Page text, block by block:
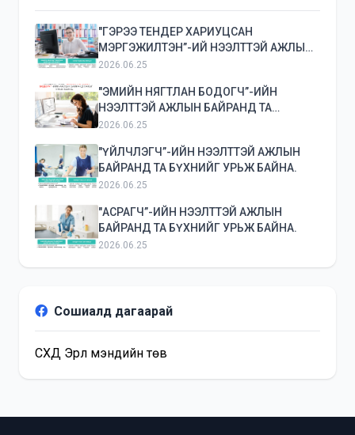
"ГЭРЭЭ ТЕНДЕР ХАРИУЦСАН
МЭРГЭЖИЛТЭН”-ИЙ НЭЭЛТТЭЙ АЖЛЫН
БАЙРАНД ТА БҮХНИЙГ УРЬЖ БАЙНА.
2026.06.25
"ЭМИЙН НЯГТЛАН БОДОГЧ”-ИЙН
НЭЭЛТТЭЙ АЖЛЫН БАЙРАНД ТА
БҮХНИЙГ УРЬЖ БАЙНА.
2026.06.25
"ҮЙЛЧЛЭГЧ”-ИЙН НЭЭЛТТЭЙ АЖЛЫН
БАЙРАНД ТА БҮХНИЙГ УРЬЖ БАЙНА.
2026.06.25
"АСРАГЧ”-ИЙН НЭЭЛТТЭЙ АЖЛЫН
БАЙРАНД ТА БҮХНИЙГ УРЬЖ БАЙНА.
2026.06.25
Сошиалд дагаарай
СХД Эрүүл мэндийн төв